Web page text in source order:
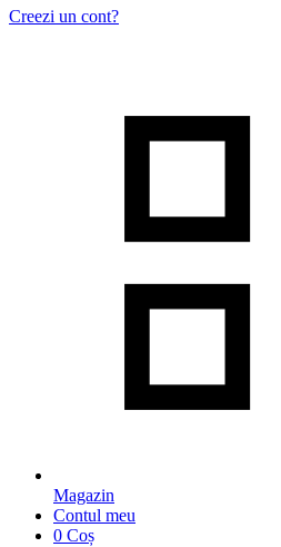
Creezi un cont?
Magazin
Contul meu
0 Coș